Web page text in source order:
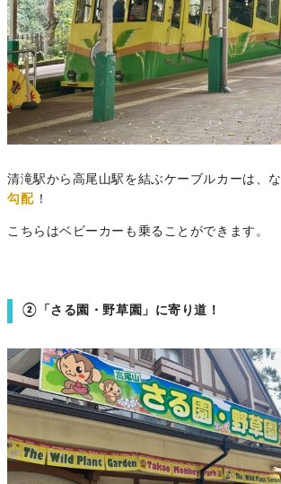
清滝駅から高尾山駅を結ぶケーブルカーは、な
勾配 ！
こちらはベビーカーも乗ることができます。
②「さる園・野草園」に寄り道！